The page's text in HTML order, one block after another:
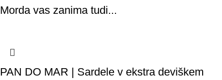
Morda vas zanima tudi...
PAN DO MAR | Sardele v ekstra deviškem